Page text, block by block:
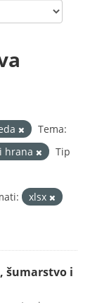
Tema:
hrana
Tip
xlsx
šumarstvo i